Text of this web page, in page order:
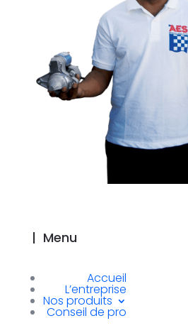
| Menu
Accueil
L’entreprise
Nos produits
Conseil de pro